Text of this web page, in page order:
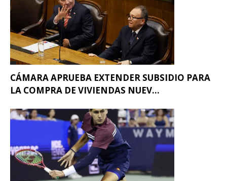
CÁMARA APRUEBA EXTENDER SUBSIDIO PARA
LA COMPRA DE VIVIENDAS NUEV...